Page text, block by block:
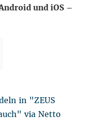
und iOS –
in "ZEUS
via Netto